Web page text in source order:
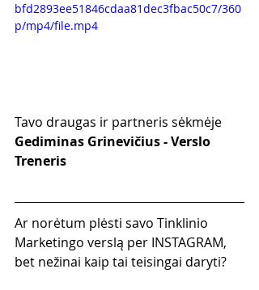
bfd2893ee51846cdaa81dec3fbac50c7/360
p/mp4/file.mp4
Tavo draugas ir partneris sėkmėje
Gediminas Grinevičius - Verslo
Treneris
Ar norėtum plėsti savo Tinklinio
Marketingo verslą per INSTAGRAM,
bet nežinai kaip tai teisingai daryti?